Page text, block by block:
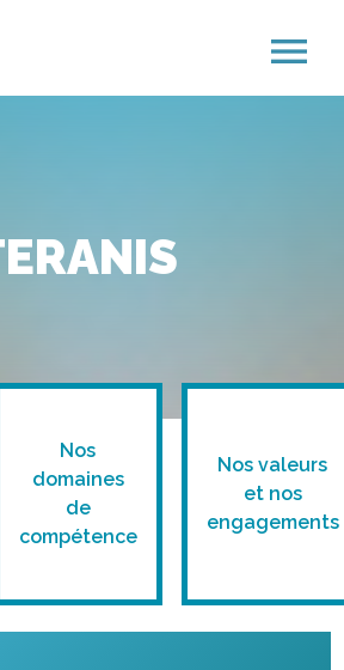
menu
Nos
domaines
de
compétence
Nos valeurs
et nos
engagements